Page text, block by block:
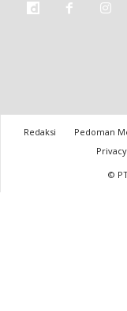
Redaksi Pedoman
©